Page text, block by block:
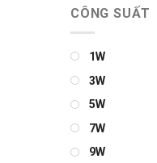
Thanh Nhôm Định
CÔNG SUẤT
1W
3W
5W
7W
9W